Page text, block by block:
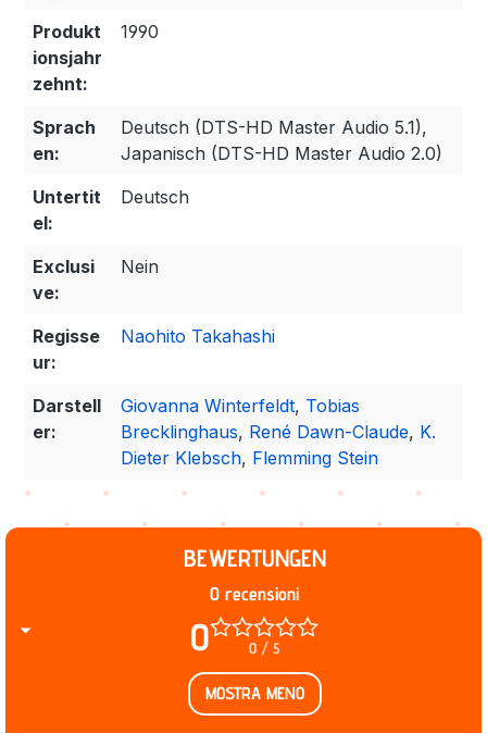
Produkt
ionsjahr
zehnt:
1990
Sprach
en:
Deutsch (DTS-HD Master Audio 5.1),
Japanisch (DTS-HD Master Audio 2.0)
Untertit
el:
Deutsch
Exclusi
ve:
Nein
Regisse
ur:
Naohito Takahashi
Darstell
er:
Giovanna Winterfeldt, Tobias
Brecklinghaus, René Dawn-Claude, K.
Dieter Klebsch, Flemming Stein
BEWERTUNGEN
0 0 / 5
0 recensioni
MOSTRA MENO